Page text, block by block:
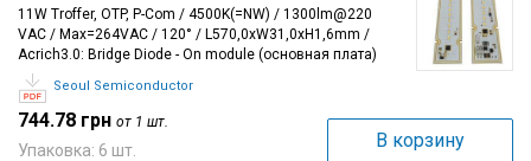
11W Troffer, OTP, P-Com / 4500K(=NW) / 1300lm@220
VAC / Max=264VAC / 120° / L570,0xW31,0xH1,6mm /
Acrich3.0: Bridge Diode - On module (основная плата)
Seoul Semiconductor
744.78 грн от 1 шт.
Упаковка: 6 шт.
В корзину